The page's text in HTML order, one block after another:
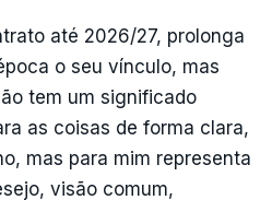
até 2026/27, prolonga
o seu vínculo, mas
tem um significado
as coisas de forma clara,
mas para mim representa
visão comum,